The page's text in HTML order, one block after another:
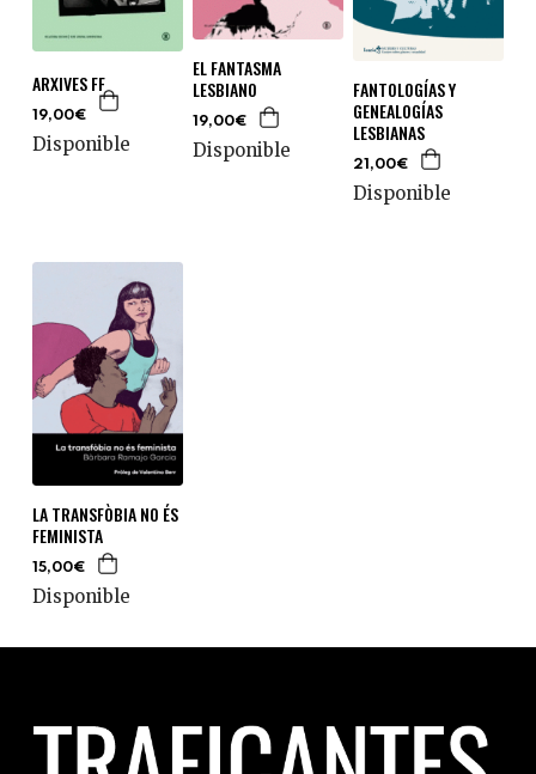
ARXIVES FF
19,00€
Disponible
EL FANTASMA
LESBIANO
19,00€
Disponible
FANTOLOGÍAS Y
GENEALOGÍAS
LESBIANAS
21,00€
Disponible
LA TRANSFÒBIA NO ÉS
FEMINISTA
15,00€
Disponible